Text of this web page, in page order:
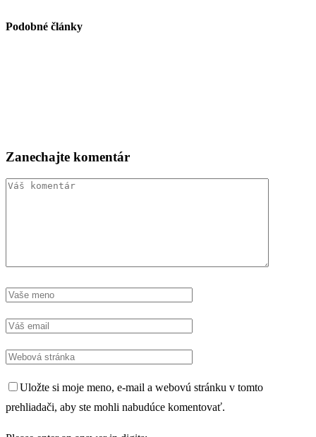
Podobné články
Zanechajte komentár
Uložte si moje meno, e-mail a webovú stránku v tomto
prehliadači, aby ste mohli nabudúce komentovať.